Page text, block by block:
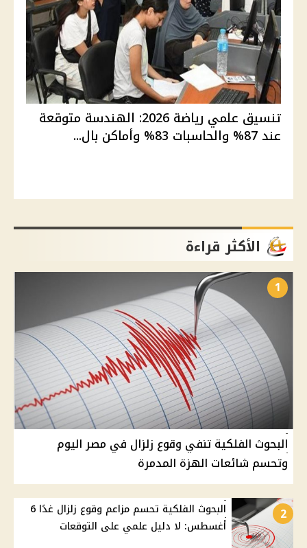
تنسيق علمي رياضة 2026: الهندسة متوقعة
عند 87% والحاسبات 83% وأماكن بال...
الأكثر قراءة
1
البحوث الفلكية تنفي وقوع زلزال في مصر اليوم
وتحسم شائعات الهزة المدمرة
2
البحوث الفلكية تحسم مزاعم وقوع زلزال غدًا 6
أغسطس: لا دليل علمي على التوقعات